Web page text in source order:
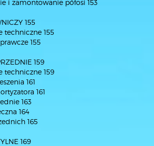
i zamontowanie półosi 153
155
techniczne 155
155
159
techniczne 159
161
161
163
164
165
169